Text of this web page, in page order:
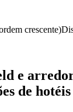
crescente)
e
de hotéis